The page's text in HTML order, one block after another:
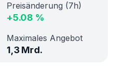
Preisänderung (7h)
+5.08 %
Maximales Angebot
1,3 Mrd.